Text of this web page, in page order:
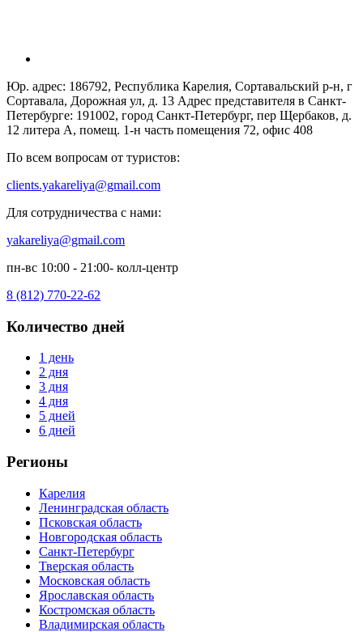
Юр. адрес: 186792, Республика Карелия, Сортавальский р-н, г
Сортавала, Дорожная ул, д. 13 Адрес представителя в Санкт-
Петербурге: 191002, город Санкт-Петербург, пер Щербаков, д.
12 литера А, помещ. 1-н часть помещения 72, офис 408
По всем вопросам от туристов:
clients.yakareliya@gmail.com
Для сотрудничества с нами:
yakareliya@gmail.com
пн-вс 10:00 - 21:00- колл-центр
8 (812) 770-22-62
Количество дней
1 день
2 дня
3 дня
4 дня
5 дней
6 дней
Регионы
Карелия
Ленинградская область
Псковская область
Новгородская область
Санкт-Петербург
Тверская область
Московская область
Ярославская область
Костромская область
Владимирская область